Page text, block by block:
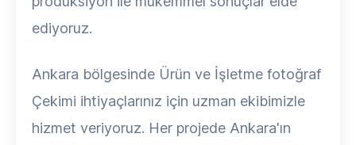
ediyoruz.
Ankara bölgesinde Ürün ve İşletme fotoğraf
Çekimi ihtiyaçlarınız için uzman ekibimizle
hizmet veriyoruz. Her projede Ankara'ın